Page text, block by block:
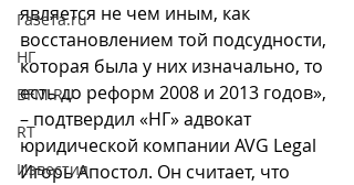
Газета.ru
НГ
BFM.RU
RT
Известия
является не чем иным, как
восстановлением той подсудности,
которая была у них изначально, то
есть до реформ 2008 и 2013 годов»,
– подтвердил «НГ» адвокат
юридической компании AVG Legal
Игорь Апостол. Он считает, что